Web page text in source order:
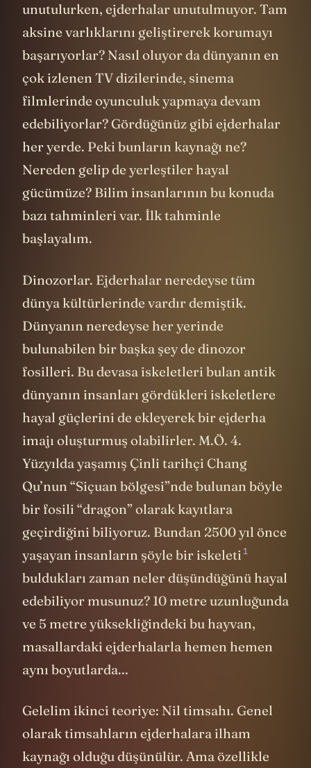
unutulurken, ejderhalar unutulmuyor. Tam
aksine varlıklarını geliştirerek korumayı
başarıyorlar? Nasıl oluyor da dünyanın en
çok izlenen TV dizilerinde, sinema
filmlerinde oyunculuk yapmaya devam
edebiliyorlar? Gördüğünüz gibi ejderhalar
her yerde. Peki bunların kaynağı ne?
Nereden gelip de yerleştiler hayal
gücümüze? Bilim insanlarının bu konuda
bazı tahminleri var. İlk tahminle
başlayalım.
Dinozorlar. Ejderhalar neredeyse tüm
dünya kültürlerinde vardır demiştik.
Dünyanın neredeyse her yerinde
bulunabilen bir başka şey de dinozor
fosilleri. Bu devasa iskeletleri bulan antik
dünyanın insanları gördükleri iskeletlere
hayal güçlerini de ekleyerek bir ejderha
imajı oluşturmuş olabilirler. M.Ö. 4.
Yüzyılda yaşamış Çinli tarihçi Chang
Qu’nun “Siçuan bölgesi”nde bulunan böyle
bir fosili “dragon” olarak kayıtlara
geçirdiğini biliyoruz. Bundan 2500 yıl önce
yaşayan insanların şöyle bir iskeleti 1
buldukları zaman neler düşündüğünü hayal
edebiliyor musunuz? 10 metre uzunluğunda
ve 5 metre yüksekliğindeki bu hayvan,
masallardaki ejderhalarla hemen hemen
aynı boyutlarda...
Gelelim ikinci teoriye: Nil timsahı. Genel
olarak timsahların ejderhalara ilham
kaynağı olduğu düşünülür. Ama özellikle